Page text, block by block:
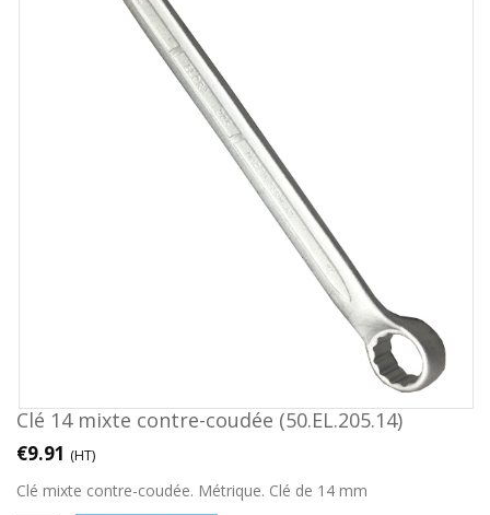
Clé 14 mixte contre-coudée (50.EL.205.14)
€9.91 (HT)
Clé mixte contre-coudée. Métrique. Clé de 14 mm